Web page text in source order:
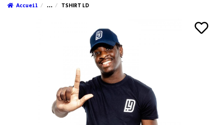
Accueil ... TSHIRT LD